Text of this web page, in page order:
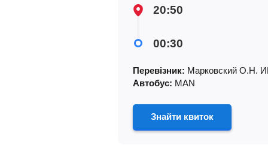
20:50
00:30
Перевізник: Марковский О.Н.
Автобус: MAN
Знайти квиток